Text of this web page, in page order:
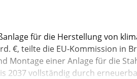
für die Herstellung von
€, teilte die EU-Kommission in
Montage einer Anlage für die
2037 vollständig durch